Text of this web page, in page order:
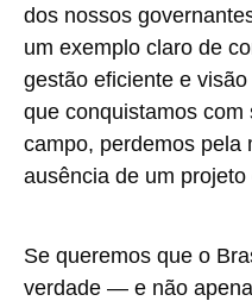
dos nossos
um exemplo claro de
gestão eficiente e
que conquistamos
campo, perdemos pela
ausência de um projeto
Se queremos que o
verdade — e não